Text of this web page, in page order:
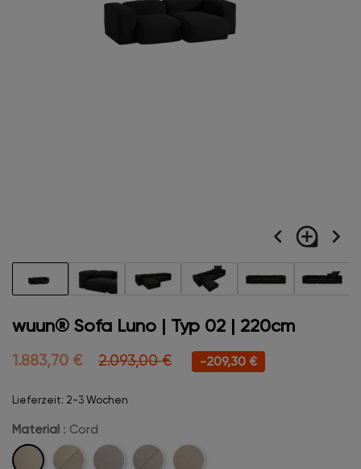
navigate_before loupe navigate_next
wuun® Sofa Luno | Typ 02 | 220cm
1.883,70 € 2.093,00 € -209,30 €
Lieferzeit: 2-3 Wochen
Material : Cord
Cord
Cord-
Velvet
Velvet- Boucle